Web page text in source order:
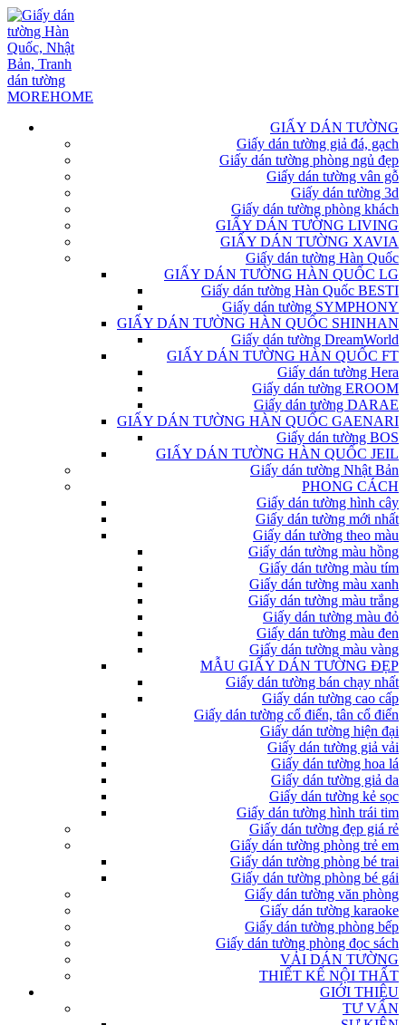
GIẤY DÁN TƯỜNG
Giấy dán tường giả đá, gạch
Giấy dán tường phòng ngủ đẹp
Giấy dán tường vân gỗ
Giấy dán tường 3d
Giấy dán tường phòng khách
GIẤY DÁN TƯỜNG LIVING
GIẤY DÁN TƯỜNG XAVIA
Giấy dán tường Hàn Quốc
GIẤY DÁN TƯỜNG HÀN QUỐC LG
Giấy dán tường Hàn Quốc BESTI
Giấy dán tường SYMPHONY
GIẤY DÁN TƯỜNG HÀN QUỐC SHINHAN
Giấy dán tường DreamWorld
GIẤY DÁN TƯỜNG HÀN QUỐC FT
Giấy dán tường Hera
Giấy dán tường EROOM
Giấy dán tường DARAE
GIẤY DÁN TƯỜNG HÀN QUỐC GAENARI
Giấy dán tường BOS
GIẤY DÁN TƯỜNG HÀN QUỐC JEIL
Giấy dán tường Nhật Bản
PHONG CÁCH
Giấy dán tường hình cây
Giấy dán tường mới nhất
Giấy dán tường theo màu
Giấy dán tường màu hồng
Giấy dán tường màu tím
Giấy dán tường màu xanh
Giấy dán tường màu trắng
Giấy dán tường màu đỏ
Giấy dán tường màu đen
Giấy dán tường màu vàng
MẪU GIẤY DÁN TƯỜNG ĐẸP
Giấy dán tường bán chạy nhất
Giấy dán tường cao cấp
Giấy dán tường cổ điển, tân cổ điển
Giấy dán tường hiện đại
Giấy dán tường giả vải
Giấy dán tường hoa lá
Giấy dán tường giả da
Giấy dán tường kẻ sọc
Giấy dán tường hình trái tim
Giấy dán tường đẹp giá rẻ
Giấy dán tường phòng trẻ em
Giấy dán tường phòng bé trai
Giấy dán tường phòng bé gái
Giấy dán tường văn phòng
Giấy dán tường karaoke
Giấy dán tường phòng bếp
Giấy dán tường phòng đọc sách
VẢI DÁN TƯỜNG
THIẾT KẾ NỘI THẤT
GIỚI THIỆU
TƯ VẤN